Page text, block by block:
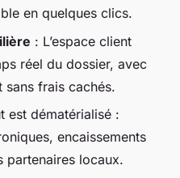
en quelques clics.
: L’espace client
réel du dossier, avec
frais cachés.
est dématérialisé :
encaissements
partenaires locaux.